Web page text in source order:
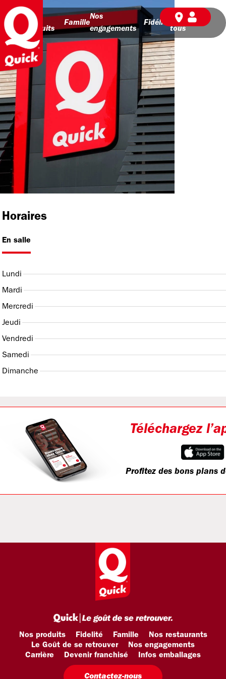
Nos
produits
Famille
Nos
engagements
Fidélité
BD pour
tous
Horaires
En salle
Lundi
Mardi
Mercredi
Jeudi
Vendredi
Samedi
Dimanche
Téléchargez
Profitez des bons plans
Nos produits Fidelité Famille
Nos restaurants
Le Goût de se retrouver
Nos engagements
Carrière
Devenir franchisé Infos emballages
Contactez-nous